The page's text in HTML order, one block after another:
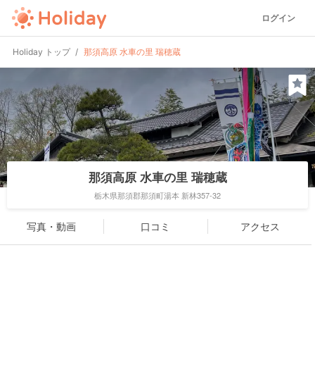
ログイン
Holiday トップ 那須高原 水車の里 瑞穂蔵
那須高原 水車の里 瑞穂蔵
栃木県那須郡那須町湯本 新林357-32
写真・動画 口コミ アクセス